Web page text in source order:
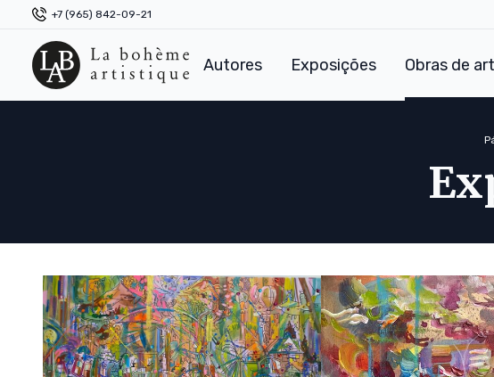
+7 (965) 842-09-21
Autores Exposições Obras de